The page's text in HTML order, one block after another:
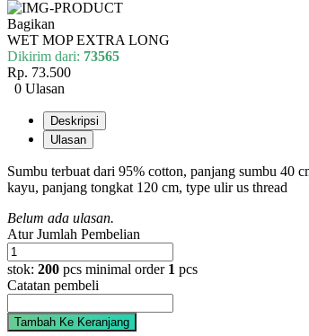
Bagikan
WET MOP EXTRA LONG
Dikirim dari: 73565
Rp. 73.500
0 Ulasan
Deskripsi
Ulasan
Sumbu terbuat dari 95% cotton, panjang sumbu 40
kayu, panjang tongkat 120 cm, type ulir us thread
Belum ada ulasan.
Atur Jumlah Pembelian
stok: 200 pcs minimal order 1 pcs
Catatan pembeli
Tambah Ke Keranjang